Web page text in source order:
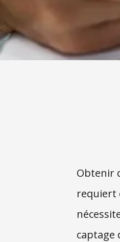
Obtenir
requiert
captage